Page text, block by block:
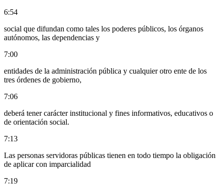
6:54
social que difundan como tales los poderes públicos, los órganos
autónomos, las dependencias y
7:00
entidades de la administración pública y cualquier otro ente de los
tres órdenes de gobierno,
7:06
deberá tener carácter institucional y fines informativos, educativos o
de orientación social.
7:13
Las personas servidoras públicas tienen en todo tiempo la obligación
de aplicar con imparcialidad
7:19